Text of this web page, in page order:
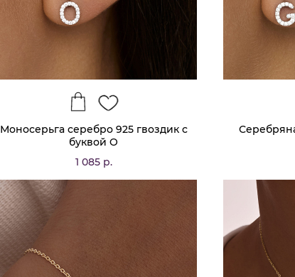
Моносерьга серебро 925 гвоздик c
буквой O
1 085 р.